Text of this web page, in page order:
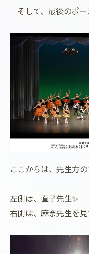
そして、最後のポー
ここからは、先生方
左側は、直子先生✨
右側は、麻奈先生を